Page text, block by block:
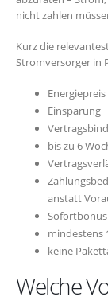
nicht zahlen
Kurz die
Stromversorger in
Einsparung
bis zu 6
anstatt
mindestens
keine
Welche